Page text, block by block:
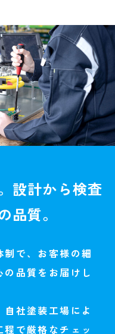
設計から検査
品質。
で、お客様の細
品質をお届けし
社塗装工場によ
で厳格なチェッ